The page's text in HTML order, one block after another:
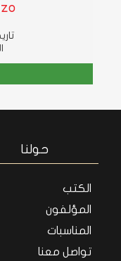
تاريخ
حولنا
الكتب
المؤلفون
المناسبات
تواصل معنا